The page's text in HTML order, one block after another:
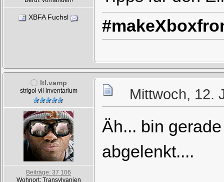
XBFA Fuchsl
ltl.vamp
strigoi vii inventarium
Beiträge: 37 106
Wohnort: Transylvanien
Mittwoch, 12.
Äh... bin
abgelenkt....